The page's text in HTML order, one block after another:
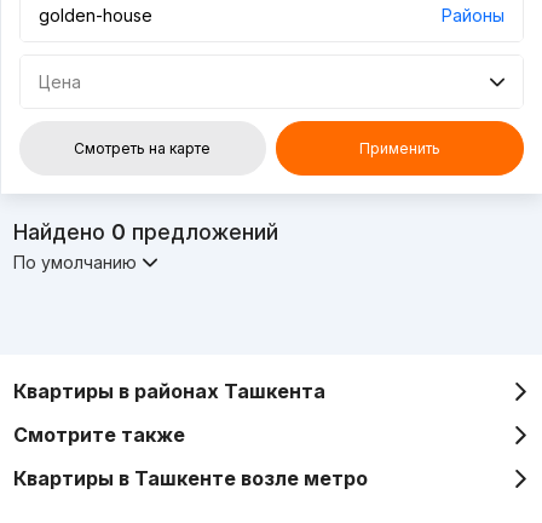
Районы
Цена
Смотреть на карте Применить
Найдено 0 предложений
По умолчанию
Квартиры в районах Ташкента
Смотрите также
Квартиры в Ташкенте возле метро